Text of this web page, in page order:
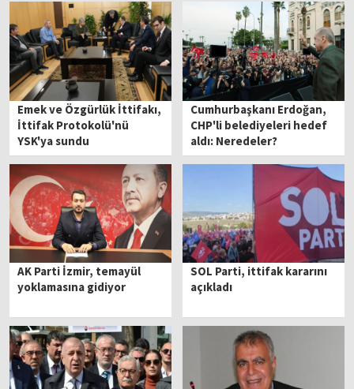
Emek ve Özgürlük İttifakı,
İttifak Protokolü'nü
YSK'ya sundu
Cumhurbaşkanı Erdoğan,
CHP'li belediyeleri hedef
aldı: Neredeler?
AK Parti İzmir, temayül
yoklamasına gidiyor
SOL Parti, ittifak kararını
açıkladı